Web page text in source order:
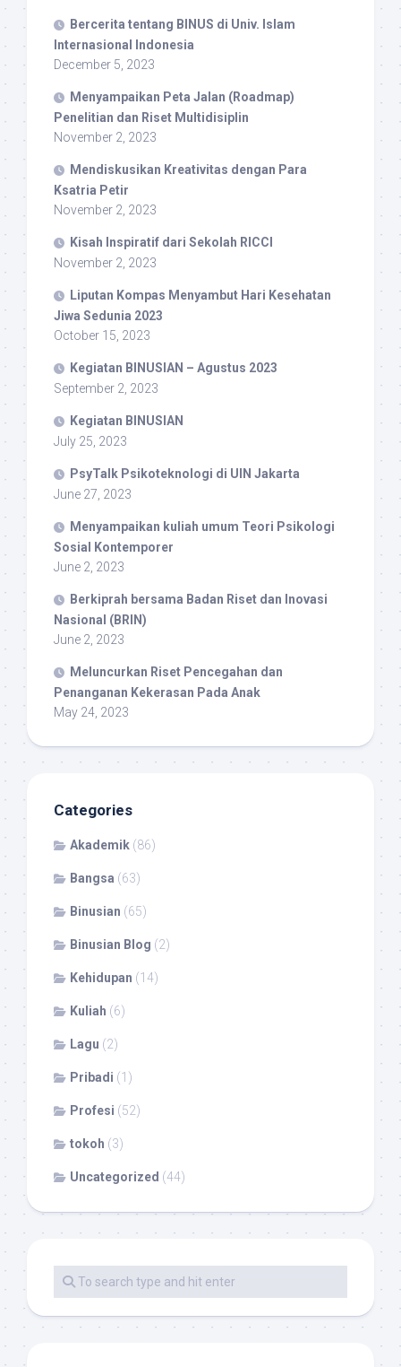
Bercerita tentang BINUS di Univ. Islam
Internasional Indonesia
December 5, 2023
Menyampaikan Peta Jalan (Roadmap)
Penelitian dan Riset Multidisiplin
November 2, 2023
Mendiskusikan Kreativitas dengan Para
Ksatria Petir
November 2, 2023
Kisah Inspiratif dari Sekolah RICCI
November 2, 2023
Liputan Kompas Menyambut Hari Kesehatan
Jiwa Sedunia 2023
October 15, 2023
Kegiatan BINUSIAN – Agustus 2023
September 2, 2023
Kegiatan BINUSIAN
July 25, 2023
PsyTalk Psikoteknologi di UIN Jakarta
June 27, 2023
Menyampaikan kuliah umum Teori Psikologi
Sosial Kontemporer
June 2, 2023
Berkiprah bersama Badan Riset dan Inovasi
Nasional (BRIN)
June 2, 2023
Meluncurkan Riset Pencegahan dan
Penanganan Kekerasan Pada Anak
May 24, 2023
Categories
Akademik (86)
Bangsa (63)
Binusian (65)
Binusian Blog (2)
Kehidupan (14)
Kuliah (6)
Lagu (2)
Pribadi (1)
Profesi (52)
tokoh (3)
Uncategorized (44)